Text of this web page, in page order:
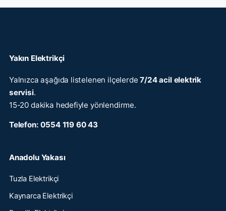
Yakın Elektrikçi
Yalnızca aşağıda listelenen ilçelerde7/24 acil elektrik
servisi.
15-20 dakika hedefiyle yönlendirme.
Telefon: 0554 119 60 43
Anadolu Yakası
Tuzla Elektrikçi
Kaynarca Elektrikçi